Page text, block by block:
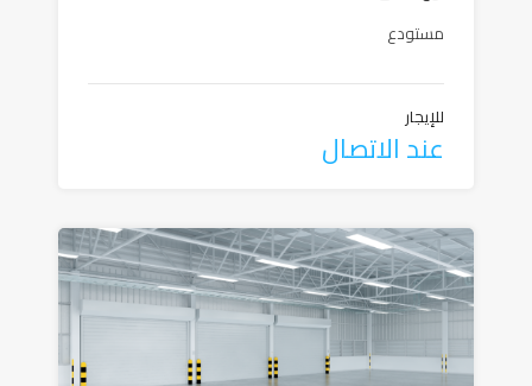
مستودع
للإيجار
عند الاتصال